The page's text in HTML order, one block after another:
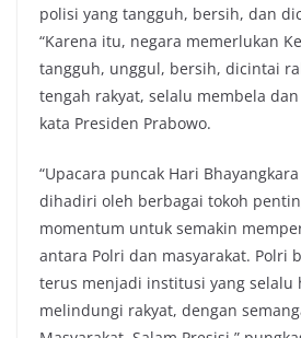
polisi yang tangguh, bersih, dan
“Karena itu, negara memerlukan
tangguh, unggul, bersih, dicintai
tengah rakyat, selalu membela
kata Presiden Prabowo.
“Upacara puncak Hari
dihadiri oleh berbagai tokoh
momentum untuk semakin
antara Polri dan masyarakat. Polri
terus menjadi institusi yang selalu
melindungi rakyat, dengan